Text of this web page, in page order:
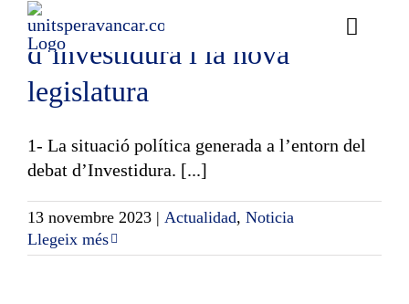
Skip
content
Toggle
Avançar davant el debat
d’investidura i la nova
legislatura
1- La situació política generada a l’entorn del
debat d’Investidura. [...]
13 novembre 2023 | Actualidad, Noticia
Llegeix més